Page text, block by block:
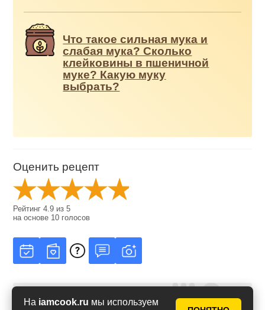
На iamcook.ru мы используем
Что такое сильная мука и
слабая мука? Сколько
клейковины в пшеничной
муке? Какую муку
выбрать?
Оценить рецепт
Рейтинг4.9 из5
на основе 10 голосов